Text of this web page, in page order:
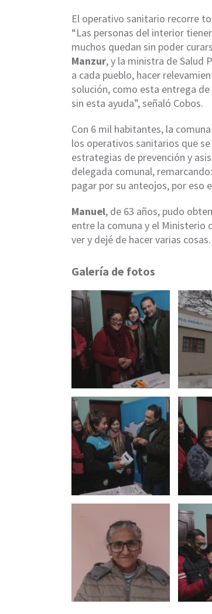
El operativo sanitario recorre
“Las personas del interior
muchos quedan sin poder
Manzur, y la ministra de Salud
a cada pueblo, hacer
solución, como esta entrega
sin esta ayuda”, señaló Cobos.
Con 6 mil habitantes, la
los operativos sanitarios que
estrategias de prevención y
delegada comunal,
pagar por su anteojos, por eso
Manuel, de 63 años, pudo
entre la comuna y el Ministerio
ver y dejé de hacer varias
Galería de fotos